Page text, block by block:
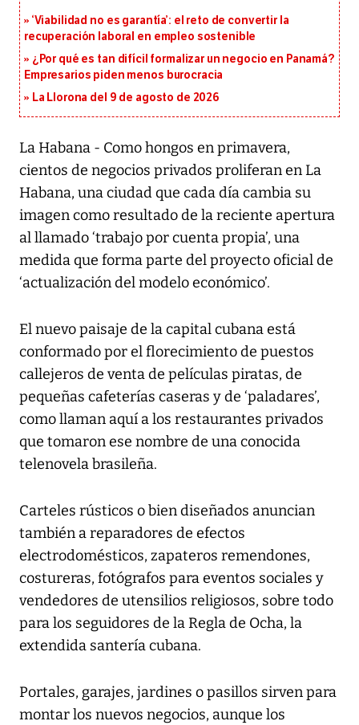
‘Viabilidad no es garantía’: el reto de convertir la
recuperación laboral en empleo sostenible
¿Por qué es tan difícil formalizar un negocio en Panamá?
Empresarios piden menos burocracia
La Llorona del 9 de agosto de 2026
La Habana - Como hongos en primavera,
cientos de negocios privados proliferan en La
Habana, una ciudad que cada día cambia su
imagen como resultado de la reciente apertura
al llamado ‘trabajo por cuenta propia’, una
medida que forma parte del proyecto oficial de
‘actualización del modelo económico’.
El nuevo paisaje de la capital cubana está
conformado por el florecimiento de puestos
callejeros de venta de películas piratas, de
pequeñas cafeterías caseras y de ‘paladares’,
como llaman aquí a los restaurantes privados
que tomaron ese nombre de una conocida
telenovela brasileña.
Carteles rústicos o bien diseñados anuncian
también a reparadores de efectos
electrodomésticos, zapateros remendones,
costureras, fotógrafos para eventos sociales y
vendedores de utensilios religiosos, sobre todo
para los seguidores de la Regla de Ocha, la
extendida santería cubana.
Portales, garajes, jardines o pasillos sirven para
montar los nuevos negocios, aunque los